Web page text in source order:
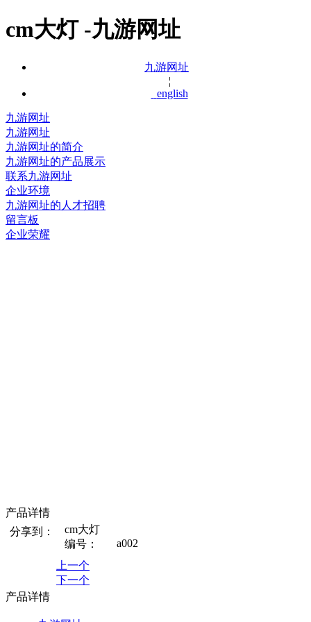
cm大灯 -九游网址
九游网址
¦
english
九游网址
九游网址
九游网址的简介
九游网址的产品展示
联系九游网址
企业环境
九游网址的人才招聘
留言板
企业荣耀
产品详情
分享到：
cm大灯
编号：
a002
上一个
下一个
产品详情